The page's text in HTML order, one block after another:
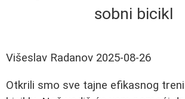
sobni bicikl
Višeslav Radanov 2025-08-26
Otkrili smo sve tajne efikasnog